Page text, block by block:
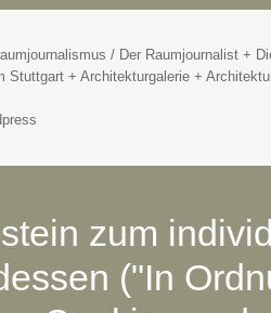
/ Der Raumjournalist +
Stuttgart + Architekturgalerie +
zum
("In